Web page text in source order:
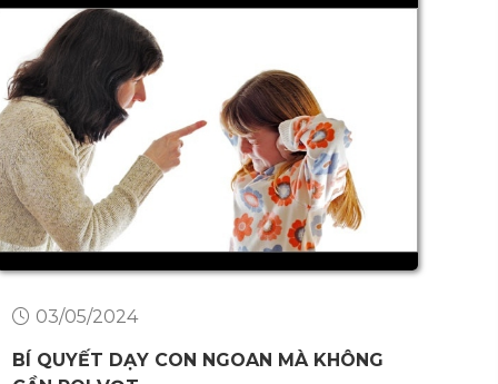
03/05/2024
BÍ QUYẾT DẠY CON NGOAN MÀ KHÔNG